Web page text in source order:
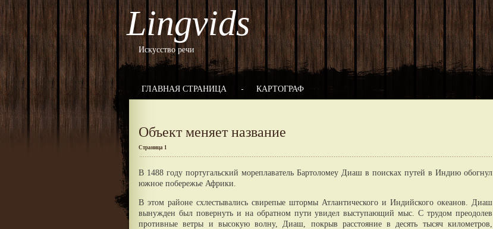
Lingvids
Искусство речи
ГЛАВНАЯ СТРАНИЦА КАРТОГРАФ
Объект меняет название
Страница 1
В 1488 году португальский мореплаватель Бартоломеу Диаш в поисках путей в Индию обогнул
южное побережье Африки.
В этом районе схлестывались свирепые штормы Атлантического и Индийского океанов. Диаш
вынужден был повернуть и на обратном пути увидел выступающий мыс. С трудом преодолев
противные ветры и высокую волну, Диаш, покрыв расстояние в десять тысяч километров,